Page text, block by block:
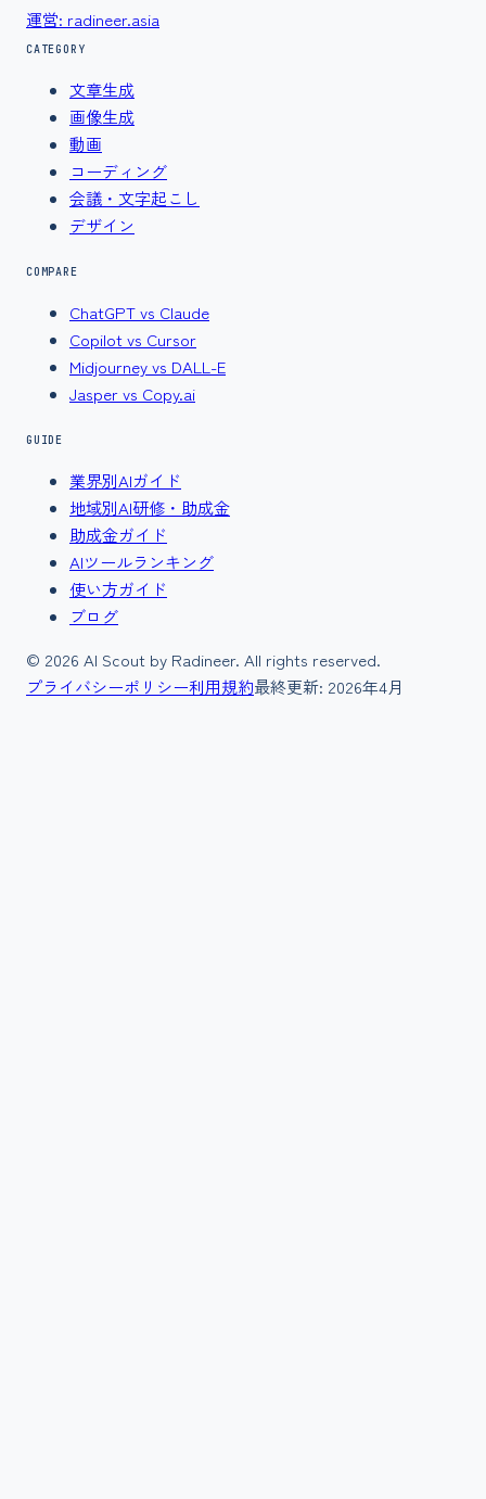
運営: radineer.asia
CATEGORY
文章生成
画像生成
動画
コーディング
会議・文字起こし
デザイン
COMPARE
ChatGPT vs Claude
Copilot vs Cursor
Midjourney vs DALL-E
Jasper vs Copy.ai
GUIDE
業界別AIガイド
地域別AI研修・助成金
助成金ガイド
AIツールランキング
使い方ガイド
ブログ
© 2026 AI Scout by Radineer. All rights reserved.
プライバシーポリシー利用規約最終更新: 2026年4月